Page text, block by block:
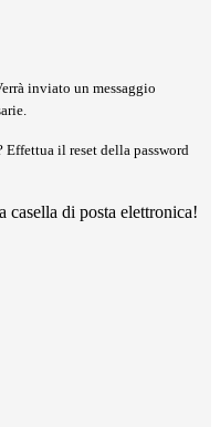
inviato un messaggio
Effettua il reset della password
casella di posta elettronica!